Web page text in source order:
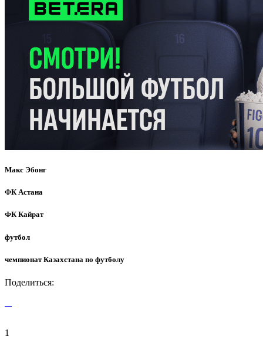
Макс Эбонг
ФК Астана
ФК Кайрат
футбол
чемпионат Казахстана по футболу
Поделиться:
1